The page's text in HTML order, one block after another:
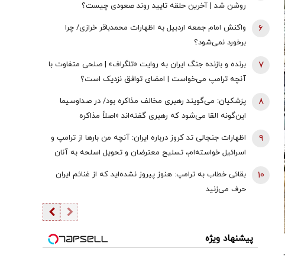
روشن شد | آخرین حلقه تایید روند صعودی چیست؟
واکنش امام جمعه اردبیل به اظهارات محمدباقر خرازی/ چرا
برخورد نمی‌شود؟
6
برنده و بازنده جنگ ایران به روایت «تلگراف» | صلحی متفاوت با
آنچه ترامپ می‌خواست | امضای توافق نزدیک است؟
7
پزشکیان: می‌گویند رهبری مخالف مذاکره بود/ در صداوسیما
این‌گونه القا می‌شود که رهبری گفته‌اند «اصلاً مذاکره
8
اظهارات جنجالی تد کروز درباره ایران: آنچه من بارها از ترامپ و
اسرائیل خواسته‌ام، تسلیح معترضان و تحویل اسلحه به آنان
9
بقائی خطاب به ترامپ: هنوز پیروز نشده‌اید که از غنائم ایران
حرف می‌زنید
10
پیشنهاد ویژه